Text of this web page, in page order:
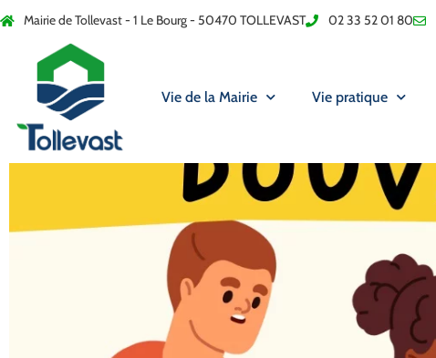
Mairie de Tollevast - 1 Le Bourg - 50470 TOLLEVAST 02 33 52 01 80
Vie de la Mairie Vie pratique